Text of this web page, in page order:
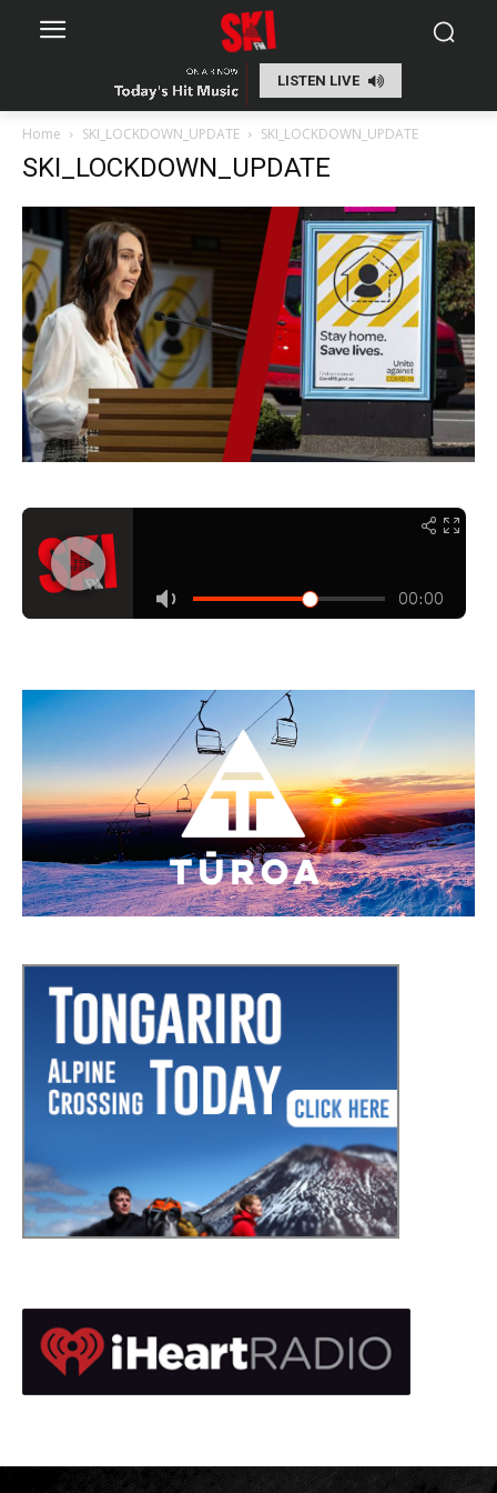
LISTEN LIVE
Home SKI_LOCKDOWN_UPDATE SKI_LOCKDOWN_UPDATE
SKI_LOCKDOWN_UPDATE